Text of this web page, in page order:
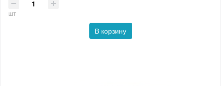
шт
В корзину